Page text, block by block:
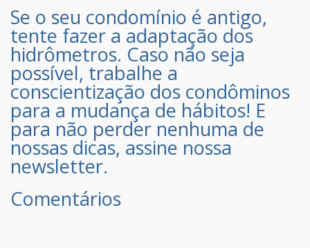
Se o seu condomínio é antigo,
tente fazer a adaptação dos
hidrômetros. Caso não seja
possível, trabalhe a
conscientização dos condôminos
para a mudança de hábitos! E
para não perder nenhuma de
nossas dicas, assine nossa
newsletter.
Comentários